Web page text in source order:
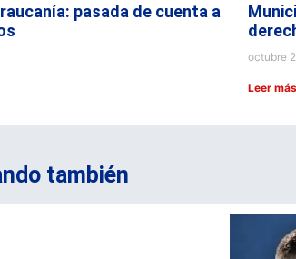
pasada de cuenta a
octubre
Leer
también